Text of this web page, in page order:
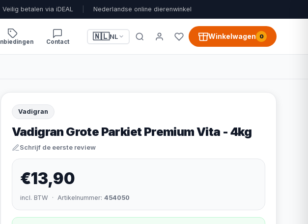
Veilig betalen via iDEAL Nederlandse online dierenwinkel
Contact
🇳🇱NL Winkelwagen 0
Vadigran
Vadigran Grote Parkiet Premium Vita - 4kg
Schrijf de eerste review
€13,90
incl. BTW · Artikelnummer: 454050